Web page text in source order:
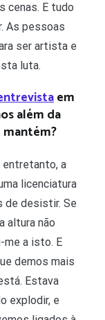
cenas. E tudo
As pessoas
ser artista e
luta.
em
além da
mantém?
entretanto, a
licenciatura
de desistir. Se
altura não
me a isto. E
demos mais
Estava
explodir, e